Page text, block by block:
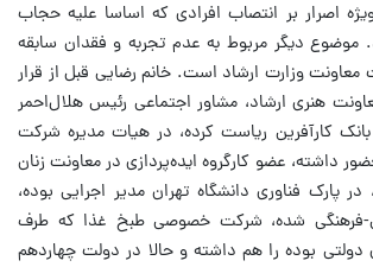
اصرار بر انتصاب افرادی که اساسا علیه حجاب
موضوع دیگر مربوط به عدم تجربه و فقدان سابقه
وزارت ارشاد است. خانم رضایی قبل از قرار
هنری ارشاد، مشاور اجتماعی رئیس هلال‌احمر
بانک کارآفرین ریاست کرده، در هیات مدیره شرکت
داشته، عضو کارگروه ایده‌پردازی در معاونت زنان
پارک فناوری دانشگاه تهران مدیر اجرایی بوده،
فرهنگی شده، شرکت خصوصی طبخ غذا که طرف
دولتی بوده را هم داشته و حالا در دولت چهاردهم